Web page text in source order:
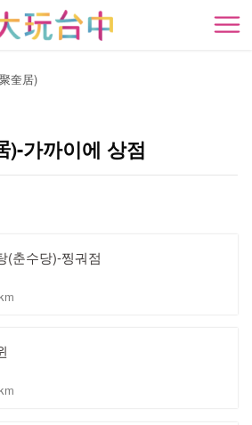
開
奎居)
)-가까이에 상점
(춘수당)-찡궈점